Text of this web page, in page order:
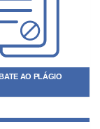
AO PLÁGIO